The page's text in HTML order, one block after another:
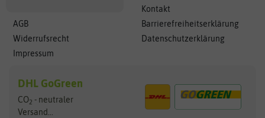
AGB
Widerrufsrecht
Impressum
Kontakt
Barrierefreiheitserklärung
Datenschutzerklärung
DHL GoGreen
CO2 - neutraler
Versand...